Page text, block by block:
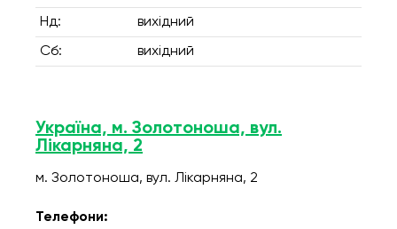
Нд: вихідний
Сб: вихідний
Україна, м. Золотоноша, вул.
Лікарняна, 2
м. Золотоноша, вул. Лікарняна, 2
Телефони: